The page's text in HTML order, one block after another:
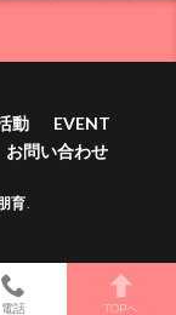
動
EVENT
お問い合わせ
育
電話 TOPへ